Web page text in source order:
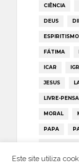
CIÊNCIA
DEUS
ESPIRITISMO
FÁTIMA
ICAR
JESUS
LIVRE-
MORAL
PAPA
PORTUGAL
TRUMP
Este site utiliza